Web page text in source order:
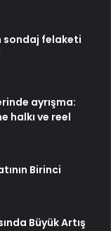
sondaj felaketi
ayrışma:
halkı ve reel
Birinci
Büyük Artış